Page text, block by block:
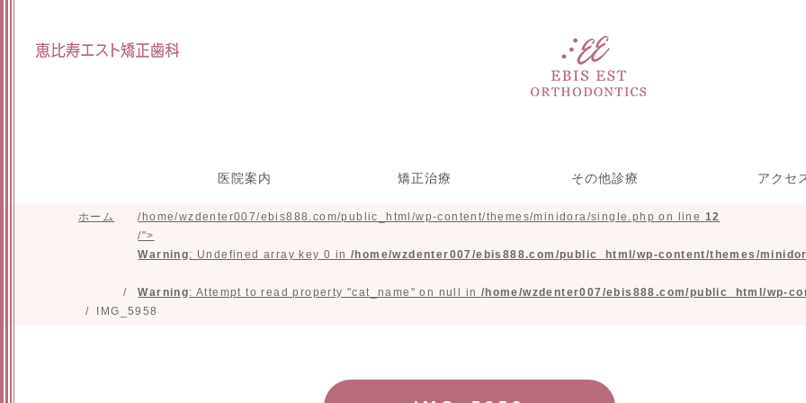
医院案内
スタッフ紹介
院長インタビュー
施設紹介
研修参加実績
矯正治療
目立たない矯正リンガル矯
マウスピース型装置による
小児矯正歯科
矯正の治療期間を短くする
部分矯正
その他診療
ホワイトニング＆クリーニ
一般歯科(虫歯治療)
歯をきれいにする治療
アクセ
ホーム /home/wzdenter007/ebis888.com/public_html/wp-content/themes/minidora/single.php on line 12
/">
Warning: Undefined array key 0 in/home/wzdenter007/ebis888.com/public_html/wp-content/themes/
Warning: Attempt to read property "cat_name" on null in /home/wzdenter007/ebis888.com/public_html/wp-
IMG_5958